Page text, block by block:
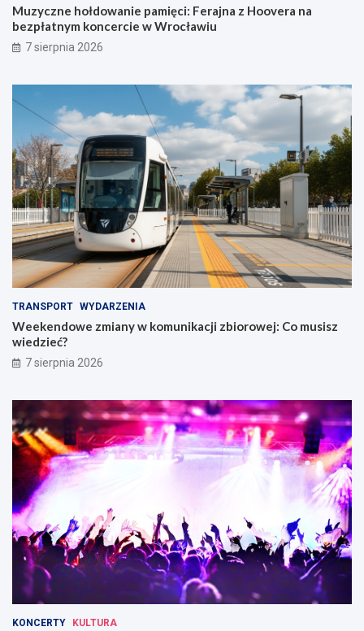
Muzyczne hołdowanie pamięci: Ferajna z Hoovera na
bezpłatnym koncercie w Wrocławiu
7 sierpnia 2026
TRANSPORT WYDARZENIA
Weekendowe zmiany w komunikacji zbiorowej: Co musisz
wiedzieć?
7 sierpnia 2026
KONCERTY KULTURA